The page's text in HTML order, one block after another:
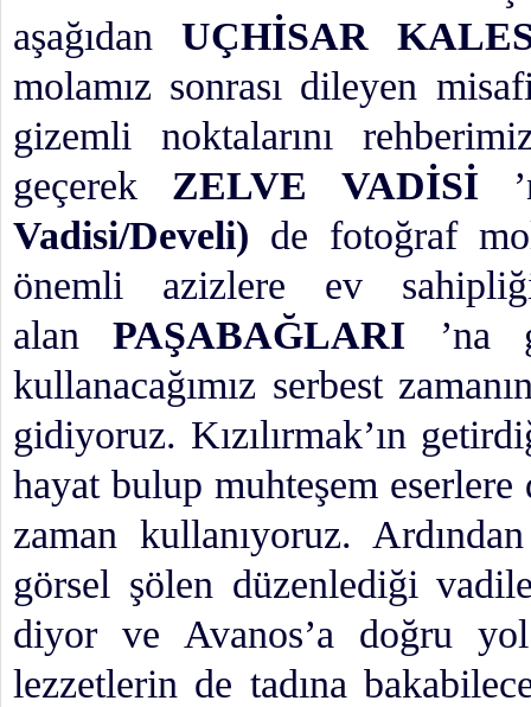
aşağıdan UÇHİSAR
molamız sonrası dileyen
gizemli noktalarını
geçerek ZELVE VADİSİ
Vadisi/Develi) de fotoğraf
önemli azizlere ev
alanPAŞABAĞLARI ’na
kullanacağımız serbest
gidiyoruz. Kızılırmak’ın
hayat bulup muhteşem eserlere
zaman kullanıyoruz.
görsel şölen düzenlediği
diyor ve Avanos’a doğru
lezzetlerin de tadına